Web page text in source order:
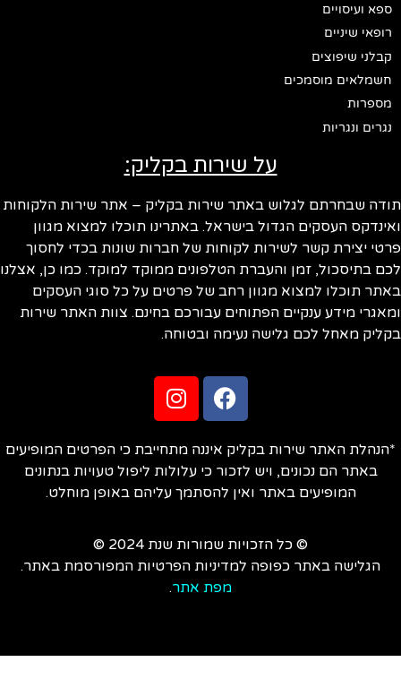
ספא ועיסויים
רופאי שיניים
קבלני שיפוצים
חשמלאים מוסמכים
מספרות
נגרים ונגריות
על שירות בקליק:
שבחרתם לגלוש באתר שירות בקליק – אתר שירות הלקוחות
העסקים הגדול בישראל. באתרינו תוכלו למצוא מגוון
יצירת קשר לשירות לקוחות של חברות שונות בכדי לחסוך
בתיסכול, זמן והעברת הטלפונים ממוקד למוקד. כמו כן, אצלנו
תוכלו למצוא מגוון רחב של פרטים על כל סוגי העסקים
מידע ענקיים הפתוחים עבורכם בחינם. צוות האתר שירות
מאחל לכם גלישה נעימה ובטוחה.
האתר שירות בקליק איננה מתחייבת כי הפרטים המופיעים
באתר הם נכונים, ויש לזכור כי עלולות ליפול טעויות בנתונים
המופיעים באתר ואין להסתמך עליהם באופן מוחלט.
© כל הזכויות שמורות שנת 2024 ©
הגלישה באתר כפופה למדיניות הפרטיות המפורסמת באתר.
מפת אתר.